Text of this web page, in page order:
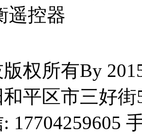
遥控器
权所有By
平区市三好
17704259605